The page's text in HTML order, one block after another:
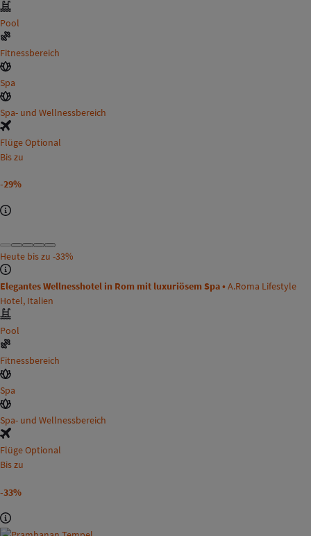
Pool
Fitnessbereich
Spa
Spa- und Wellnessbereich
Flüge Optional
Bis zu
-29%
Heute bis zu -33%
Elegantes Wellnesshotel in Rom mit luxuriösem Spa • A.Roma Lifestyle
Hotel, Italien
Pool
Fitnessbereich
Spa
Spa- und Wellnessbereich
Flüge Optional
Bis zu
-33%